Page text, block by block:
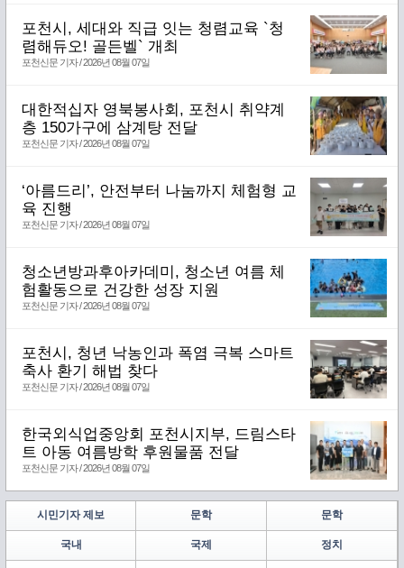
포천시, 세대와 직급 잇는 청렴교육 `청
렴해듀오! 골든벨` 개최
포천신문 기자 / 2026년 08월 07일
대한적십자 영북봉사회, 포천시 취약계
층 150가구에 삼계탕 전달
포천신문 기자 / 2026년 08월 07일
‘아름드리’, 안전부터 나눔까지 체험형 교
육 진행
포천신문 기자 / 2026년 08월 07일
청소년방과후아카데미, 청소년 여름 체
험활동으로 건강한 성장 지원
포천신문 기자 / 2026년 08월 07일
포천시, 청년 낙농인과 폭염 극복 스마트
축사 환기 해법 찾다
포천신문 기자 / 2026년 08월 07일
한국외식업중앙회 포천시지부, 드림스타
트 아동 여름방학 후원물품 전달
포천신문 기자 / 2026년 08월 07일
시민기자 제보 문학 문학
국내 국제 정치